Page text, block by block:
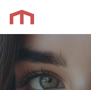
contenu